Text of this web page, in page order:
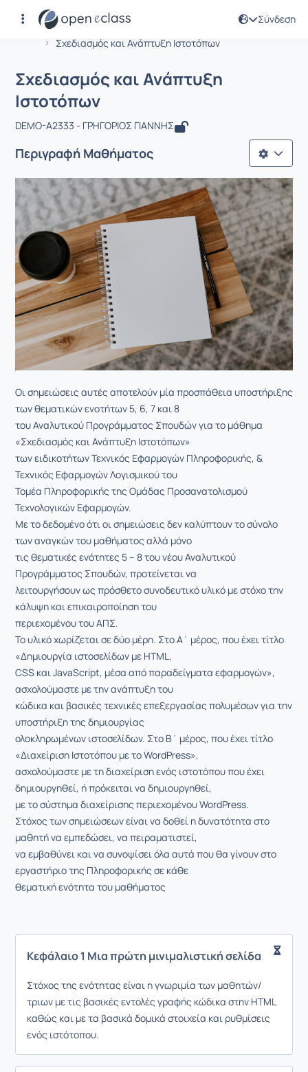
Σύνδεση
Αρχική Σελίδα
Σχεδιασμός και Ανάπτυξη Ιστοτόπων
Μάθημα : Σχεδιασμός και Ανάπτυξη
Σχεδιασμός και Ανάπτυξη
Ιστοτόπων
DEMO-A2333 - ΓΡΗΓΟΡΙΟΣ ΓΙΑΝΝΗΣ
Περιγραφή Μαθήματος
Οι σημειώσεις αυτές αποτελούν μία προσπάθεια υποστήριξης
των θεματικών ενοτήτων 5, 6, 7 και 8
του Αναλυτικού Προγράμματος Σπουδών για το μάθημα
«Σχεδιασμός και Ανάπτυξη Ιστοτόπων»
των ειδικοτήτων Τεχνικός Εφαρμογών Πληροφορικής, &
Τεχνικός Εφαρμογών Λογισμικού του
Τομέα Πληροφορικής της Ομάδας Προσανατολισμού
Τεχνολογικών Εφαρμογών.
Με το δεδομένο ότι οι σημειώσεις δεν καλύπτουν το σύνολο
των αναγκών του μαθήματος αλλά μόνο
τις θεματικές ενότητες 5 – 8 του νέου Αναλυτικού
Προγράμματος Σπουδών, προτείνεται να
λειτουργήσουν ως πρόσθετο συνοδευτικό υλικό με στόχο την
κάλυψη και επικαιροποίηση του
περιεχομένου του ΑΠΣ.
Το υλικό χωρίζεται σε δύο μέρη. Στο Α΄ μέρος, που έχει τίτλο
«Δημιουργία ιστοσελίδων με HTML,
CSS και JavaScript, μέσα από παραδείγματα εφαρμογών»,
ασχολούμαστε με την ανάπτυξη του
κώδικα και βασικές τεχνικές επεξεργασίας πολυμέσων για την
υποστήριξη της δημιουργίας
ολοκληρωμένων ιστοσελίδων. Στο Β΄ μέρος, που έχει τίτλο
«Διαχείριση Ιστοτόπου με το WordPress»,
ασχολούμαστε με τη διαχείριση ενός ιστοτόπου που έχει
δημιουργηθεί, ή πρόκειται να δημιουργηθεί,
με το σύστημα διαχείρισης περιεχομένου WordPress.
Στόχος των σημειώσεων είναι να δοθεί η δυνατότητα στο
μαθητή να εμπεδώσει, να πειραματιστεί,
να εμβαθύνει και να συνοψίσει όλα αυτά που θα γίνουν στο
εργαστήριο της Πληροφορικής σε κάθε
θεματική ενότητα του μαθήματος
Κεφάλαιο 1 Μια πρώτη μινιμαλιστική σελίδα
Στόχος της ενότητας είναι η γνωριμία των μαθητών/
τριων με τις βασικές εντολές γραφής κώδικα στην HTML
καθώς και με τα βασικά δομικά στοιχεία και ρυθμίσεις
ενός ιστότοπου.